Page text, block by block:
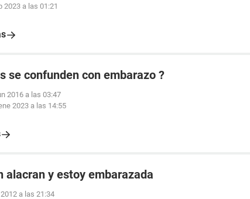
2023 a las 01:21
se confunden con embarazo ?
2016 a las 03:47
2023 a las 14:55
alacran y estoy embarazada
a las 21:34